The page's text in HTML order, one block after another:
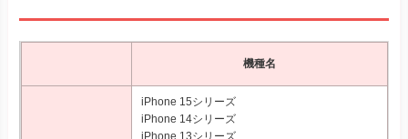
機種名
iPhone 15シリーズ
iPhone 14シリーズ
iPhone 13シリーズ